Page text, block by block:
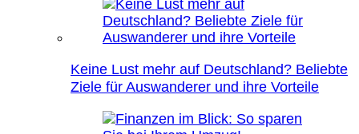
Keine Lust mehr auf Deutschland? Beliebte
Ziele für Auswanderer und ihre Vorteile